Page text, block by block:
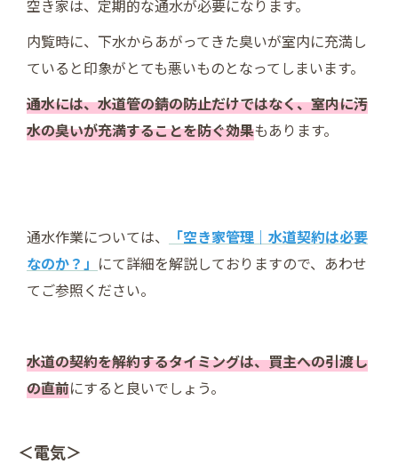
空き家は、定期的な通水が必要になります。
内覧時に、下水からあがってきた臭いが室内に充満し
ていると印象がとても悪いものとなってしまいます。
通水には、水道管の錆の防止だけではなく、室内に汚
水の臭いが充満することを防ぐ効果もあります。
通水作業については、
「空き家管理｜水道契約は必要
なのか？」 にて詳細を解説しておりますので、あわせ
てご参照ください。
水道の契約を解約するタイミングは、買主への引渡し
の直前にすると良いでしょう。
＜電気＞